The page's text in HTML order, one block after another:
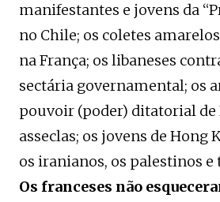
manifestantes e jovens da
no Chile; os coletes
na França; os libaneses
sectária governamental; os
pouvoir (poder) ditatorial de
asseclas; os jovens de Hong
os iranianos, os palestinos e
Os franceses não